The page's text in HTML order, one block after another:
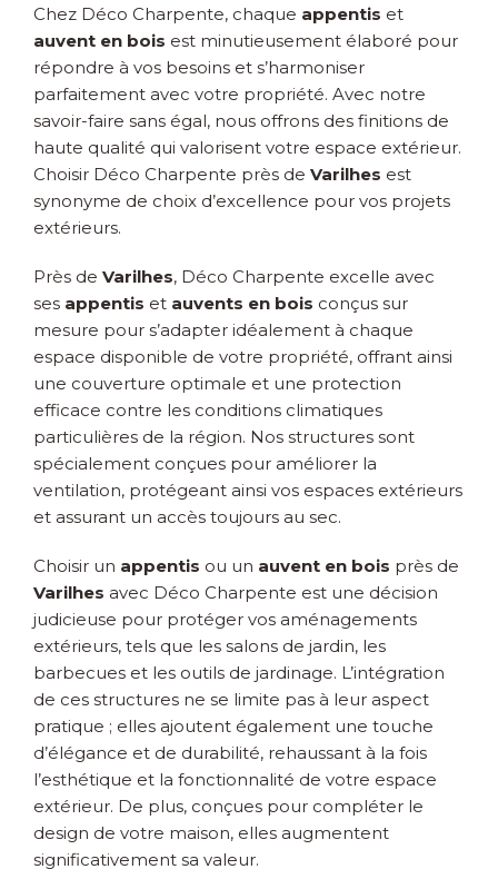
Chez Déco Charpente, chaque appentis et
auvent en bois est minutieusement élaboré pour
répondre à vos besoins et s’harmoniser
parfaitement avec votre propriété. Avec notre
savoir-faire sans égal, nous offrons des finitions de
haute qualité qui valorisent votre espace extérieur.
Choisir Déco Charpente près de Varilhes est
synonyme de choix d’excellence pour vos projets
extérieurs.
Près de Varilhes, Déco Charpente excelle avec
ses appentis et auvents en bois conçus sur
mesure pour s’adapter idéalement à chaque
espace disponible de votre propriété, offrant ainsi
une couverture optimale et une protection
efficace contre les conditions climatiques
particulières de la région. Nos structures sont
spécialement conçues pour améliorer la
ventilation, protégeant ainsi vos espaces extérieurs
et assurant un accès toujours au sec.
Choisir un appentis ou un auvent en bois près de
Varilhes avec Déco Charpente est une décision
judicieuse pour protéger vos aménagements
extérieurs, tels que les salons de jardin, les
barbecues et les outils de jardinage. L’intégration
de ces structures ne se limite pas à leur aspect
pratique ; elles ajoutent également une touche
d’élégance et de durabilité, rehaussant à la fois
l’esthétique et la fonctionnalité de votre espace
extérieur. De plus, conçues pour compléter le
design de votre maison, elles augmentent
significativement sa valeur.